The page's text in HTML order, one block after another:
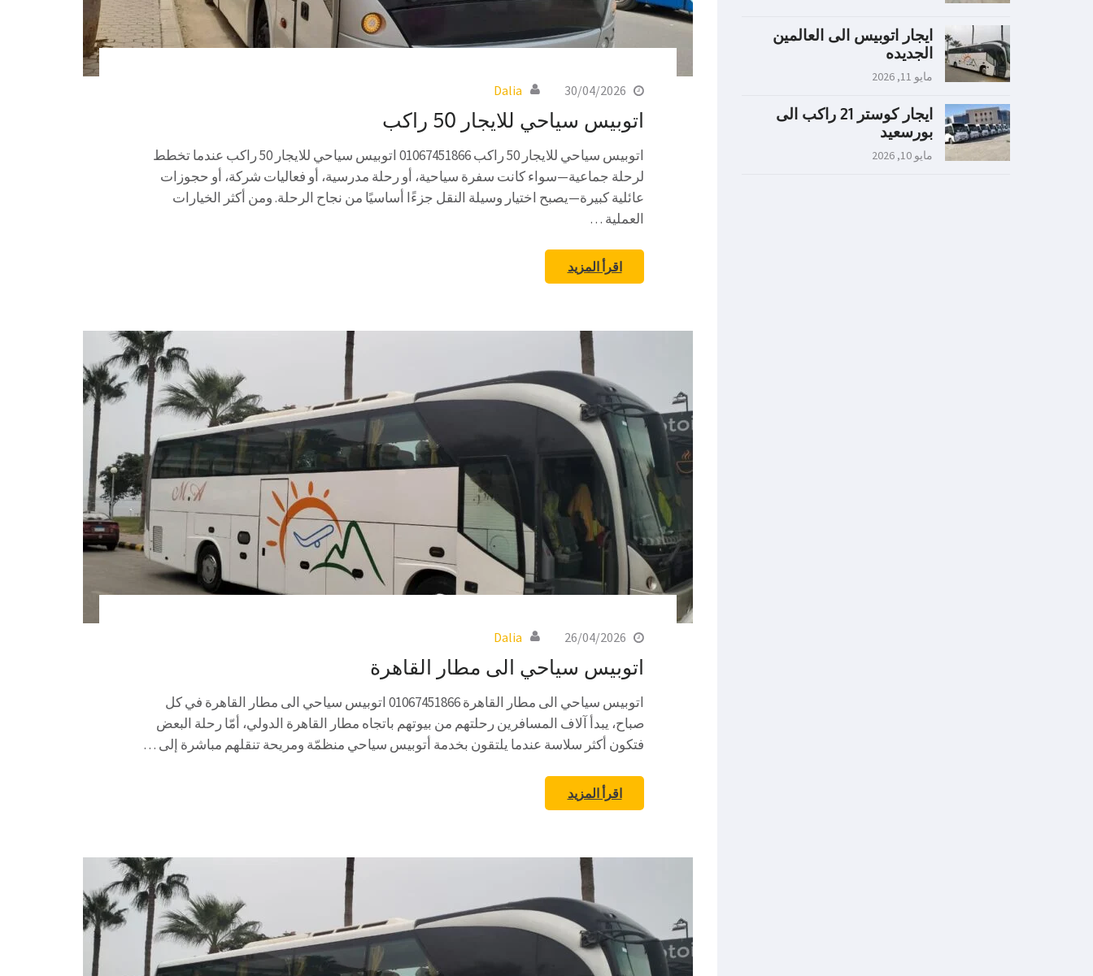
30/04/2026
Dalia
اتوبيس سياحي للايجار 50 راكب
اتوبيس سياحي للايجار 50 راكب 01067451866 اتوبيس سياحي للايجار 50 راكب عندما تخطط
لرحلة جماعية—سواء كانت سفرة سياحية، أو رحلة مدرسية، أو فعاليات شركة، أو حجوزات
عائلية كبيرة—يصبح اختيار وسيلة النقل جزءًا أساسيًا من نجاح الرحلة. ومن أكثر الخيارات
العملية …
اقرأ المزيد
26/04/2026
Dalia
اتوبيس سياحي الى مطار القاهرة
اتوبيس سياحي الى مطار القاهرة 01067451866 اتوبيس سياحي الى مطار القاهرة في كل
صباح، يبدأ آلاف المسافرين رحلتهم من بيوتهم باتجاه مطار القاهرة الدولي، أمّا رحلة البعض
فتكون أكثر سلاسة عندما يلتقون بخدمة أتوبيس سياحي منظمّة ومريحة تنقلهم مباشرة إلى …
اقرأ المزيد
ايجار اتوبيس الى العالمين
الجديده
مايو 11, 2026
ايجار كوستر 21 راكب الى
بورسعيد
مايو 10, 2026